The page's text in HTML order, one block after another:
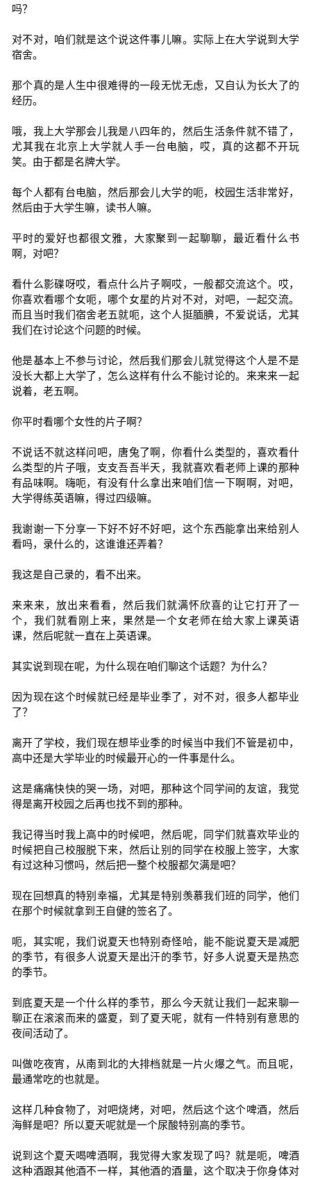
吗？
对不对，咱们就是这个说这件事儿嘛。实际上在大学说到大学
宿舍。
那个真的是人生中很难得的一段无忧无虑，又自认为长大了的
经历。
哦，我上大学那会儿我是八四年的，然后生活条件就不错了，
尤其我在北京上大学就人手一台电脑，哎，真的这都不开玩
笑。由于都是名牌大学。
每个人都有台电脑，然后那会儿大学的呃，校园生活非常好，
然后由于大学生嘛，读书人嘛。
平时的爱好也都很文雅，大家聚到一起聊聊，最近看什么书
啊，对吧？
看什么影碟呀哎，看点什么片子啊哎，一般都交流这个。哎，
你喜欢看哪个女呃，哪个女星的片对不对，对吧，一起交流。
而且当时我们宿舍老五就呃，这个人挺腼腆，不爱说话，尤其
我们在讨论这个问题的时候。
他是基本上不参与讨论，然后我们那会儿就觉得这个人是不是
没长大都上大学了，怎么这样有什么不能讨论的。来来来一起
说着，老五啊。
你平时看哪个女性的片子啊？
不说话不就这样问吧，唐兔了啊，你看什么类型的，喜欢看什
么类型的片子哦，支支吾吾半天，我就喜欢看老师上课的那种
有品味啊。嗨呃，有没有什么拿出来咱们信一下啊啊，对吧，
大学得练英语嘛，得过四级嘛。
我谢谢一下分享一下好不好不好吧，这个东西能拿出来给别人
看吗，录什么的，这谁谁还弄着？
我这是自己录的，看不出来。
来来来，放出来看看，然后我们就满怀欣喜的让它打开了一
个，我们就看刚上来，果然是一个女老师在给大家上课英语
课，然后呢就一直在上英语课。
其实说到现在呢，为什么现在咱们聊这个话题？为什么？
因为现在这个时候就已经是毕业季了，对不对，很多人都毕业
了？
离开了学校，我们现在想毕业季的时候当中我们不管是初中，
高中还是大学毕业的时候最开心的一件事是什么。
这是痛痛快快的哭一场，对吧，那种这个同学间的友谊，我觉
得是离开校园之后再也找不到的那种。
我记得当时我上高中的时候吧，然后呢，同学们就喜欢毕业的
时候把自己校服脱下来，然后让别的同学在校服上签字，大家
有过这种习惯吗，然后把一整个校服都欠满是吧？
现在回想真的特别幸福，尤其是特别羡慕我们班的同学，他们
在那个时候就拿到王自健的签名了。
呃，其实呢，我们说夏天也特别奇怪哈，能不能说夏天是减肥
的季节，有很多人说夏天是出汗的季节，好多人说夏天是热恋
的季节。
到底夏天是一个什么样的季节，那么今天就让我们一起来聊一
聊正在滚滚而来的盛夏，到了夏天呢，就有一件特别有意思的
夜间活动了。
叫做吃夜宵，从南到北的大排档就是一片火爆之气。而且呢，
最通常吃的也就是。
这样几种食物了，对吧烧烤，对吧，然后这个这个啤酒，然后
海鲜是吧？所以夏天呢就是一个尿酸特别高的季节。
说到这个夏天喝啤酒啊，我觉得大家发现了吗？就是呃，啤酒
这种酒跟其他酒不一样，其他酒的酒量，这个取决于你身体对